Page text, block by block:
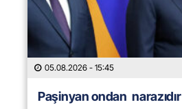
05.08.2026 - 15:45
Paşinyan ondan narazıdır